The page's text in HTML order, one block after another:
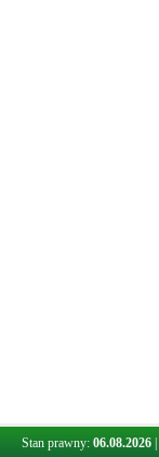
Stan prawny: 06.08.2026